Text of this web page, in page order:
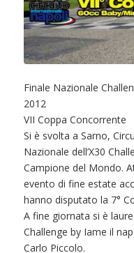
Finale Nazionale
2012
VII Coppa Concorrente
Si è svolta a Sarno,
Nazionale dell’X30
Campione del Mondo.
evento di fine estate
hanno disputato la 7°
A fine giornata si è
Challenge by Iame il
Carlo Piccolo.